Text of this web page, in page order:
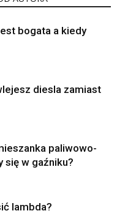
bogata a kiedy
diesla zamiast
paliwowo-
się w gaźniku?
lambda?